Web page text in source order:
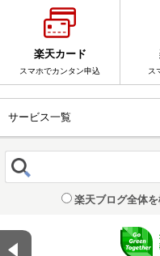
楽天カード
スマホでカンタン申込 ス
サービス一覧
楽天ブログ全体